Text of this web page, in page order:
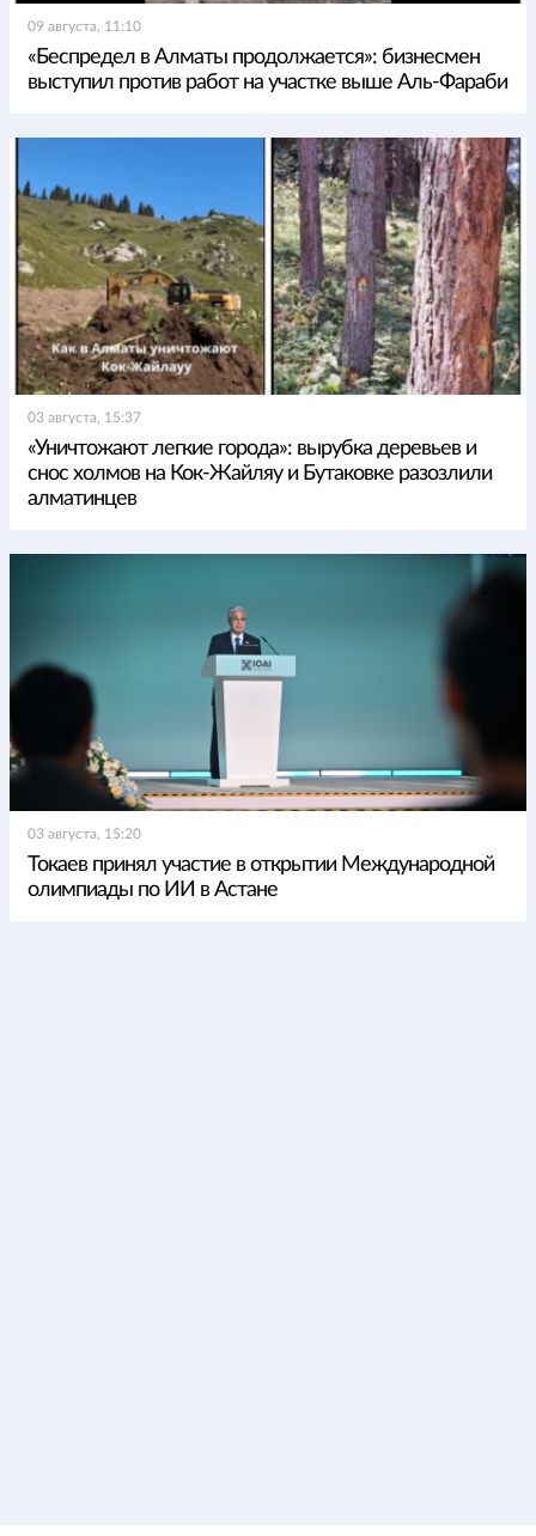
09 августа, 11:10
«Беспредел в Алматы продолжается»: бизнесмен
выступил против работ на участке выше Аль-Фараби
03 августа, 15:37
«Уничтожают легкие города»: вырубка деревьев и
снос холмов на Кок-Жайляу и Бутаковке разозлили
алматинцев
03 августа, 15:20
Токаев принял участие в открытии Международной
олимпиады по ИИ в Астане